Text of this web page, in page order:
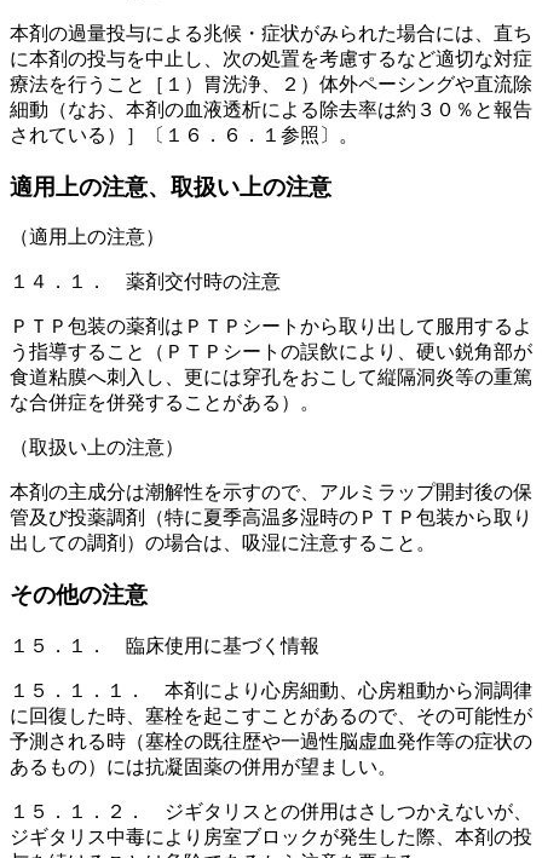
本剤の過量投与による兆候・症状がみられた場合には、直ち
に本剤の投与を中止し、次の処置を考慮するなど適切な対症
療法を行うこと［１）胃洗浄、２）体外ペーシングや直流除
細動（なお、本剤の血液透析による除去率は約３０％と報告
されている）］〔１６．６．１参照〕。
適用上の注意、取扱い上の注意
（適用上の注意）
１４．１． 薬剤交付時の注意
ＰＴＰ包装の薬剤はＰＴＰシートから取り出して服用するよ
う指導すること（ＰＴＰシートの誤飲により、硬い鋭角部が
食道粘膜へ刺入し、更には穿孔をおこして縦隔洞炎等の重篤
な合併症を併発することがある）。
（取扱い上の注意）
本剤の主成分は潮解性を示すので、アルミラップ開封後の保
管及び投薬調剤（特に夏季高温多湿時のＰＴＰ包装から取り
出しての調剤）の場合は、吸湿に注意すること。
その他の注意
１５．１． 臨床使用に基づく情報
１５．１．１． 本剤により心房細動、心房粗動から洞調律
に回復した時、塞栓を起こすことがあるので、その可能性が
予測される時（塞栓の既往歴や一過性脳虚血発作等の症状の
あるもの）には抗凝固薬の併用が望ましい。
１５．１．２． ジギタリスとの併用はさしつかえないが、
ジギタリス中毒により房室ブロックが発生した際、本剤の投